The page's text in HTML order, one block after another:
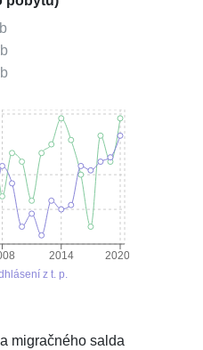
2014 2020
z t. p.
migračného salda